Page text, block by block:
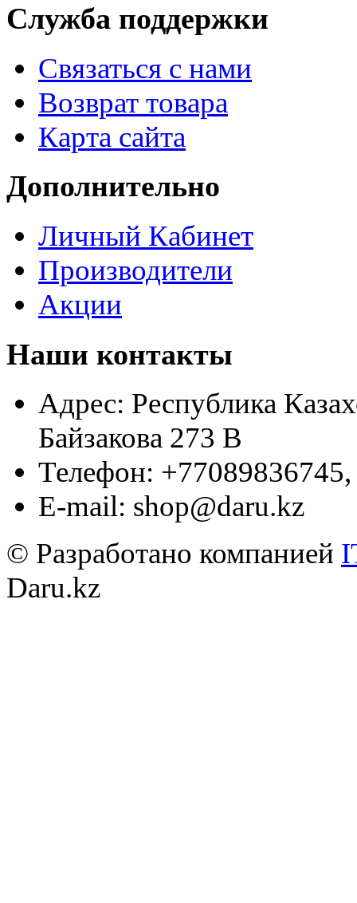
Служба поддержки
Связаться с нами
Возврат товара
Карта сайта
Дополнительно
Личный Кабинет
Производители
Акции
Наши контакты
Адрес: Республика
Байзакова 273 B
Телефон:
E-mail: shop@daru.kz
© Разработано компанией
Daru.kz